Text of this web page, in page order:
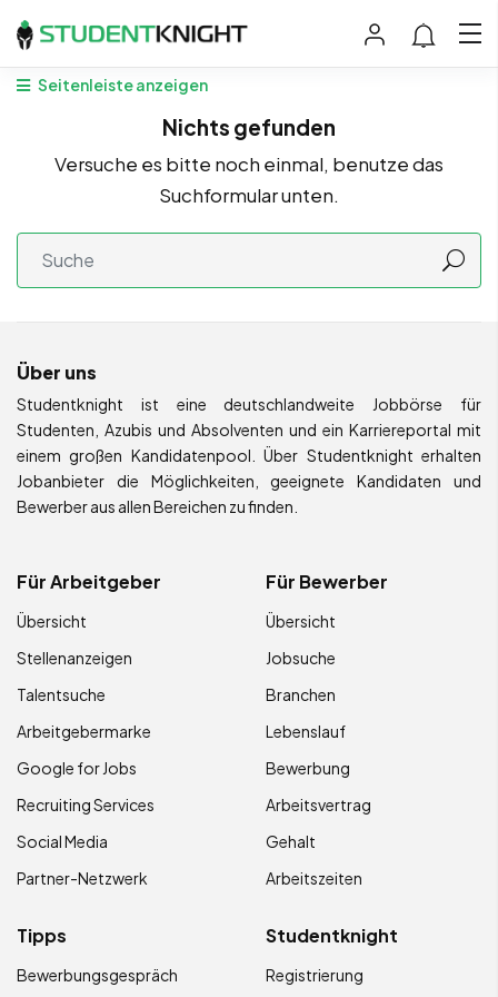
Seitenleiste anzeigen
Nichts gefunden
Versuche es bitte noch einmal, benutze das
Suchformular unten.
Über uns
Studentknight ist eine deutschlandweite Jobbörse für
Studenten, Azubis und Absolventen und ein Karriereportal mit
einem großen Kandidatenpool. Über Studentknight erhalten
Jobanbieter die Möglichkeiten, geeignete Kandidaten und
Bewerber aus allen Bereichen zu finden.
Für Arbeitgeber
Übersicht
Stellenanzeigen
Talentsuche
Arbeitgebermarke
Google for Jobs
Recruiting Services
Social Media
Partner-Netzwerk
Für Bewerber
Übersicht
Jobsuche
Branchen
Lebenslauf
Bewerbung
Arbeitsvertrag
Gehalt
Arbeitszeiten
Tipps
Bewerbungsgespräch
Studentknight
Registrierung